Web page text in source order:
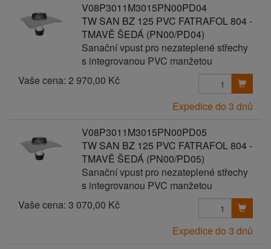
V08P3011M3015PN00PD04
TW SAN BZ 125 PVC FATRAFOL 804 -
TMAVĚ ŠEDÁ (PN00/PD04)
Sanační vpust pro nezateplené střechy
s integrovanou PVC manžetou
Vaše cena: 2 970,00 Kč
Expedice do 3 dnů
V08P3011M3015PN00PD05
TW SAN BZ 125 PVC FATRAFOL 804 -
TMAVĚ ŠEDÁ (PN00/PD05)
Sanační vpust pro nezateplené střechy
s integrovanou PVC manžetou
Vaše cena: 3 070,00 Kč
Expedice do 3 dnů